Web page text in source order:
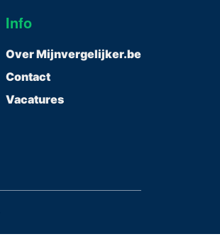
Info
Over Mijnvergelijker.be
Contact
Vacatures